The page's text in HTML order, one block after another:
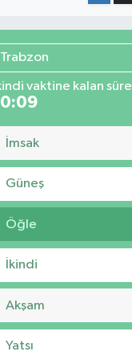
Trabzon
vaktine kalan süre
İmsak
Güneş
Öğle
İkindi
Akşam
Yatsı